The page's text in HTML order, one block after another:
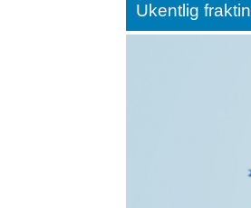
Ukentlig